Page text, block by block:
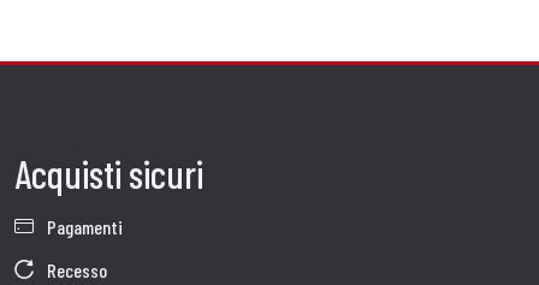
Acquisti sicuri
Pagamenti
Recesso